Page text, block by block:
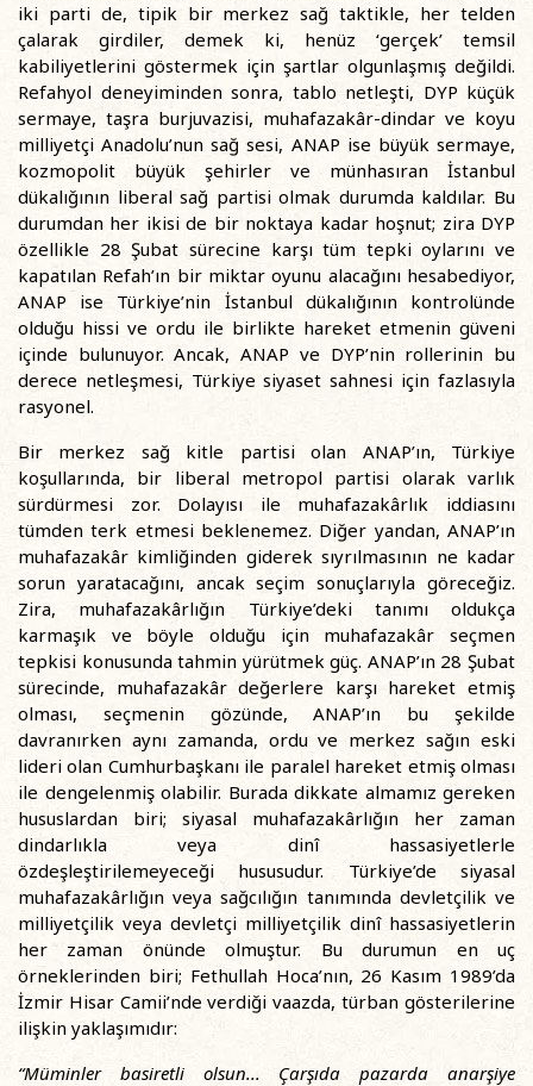
iki parti de, tipik bir merkez sağ taktikle, her telden
çalarak girdiler, demek ki, henüz ‘gerçek’ temsil
kabiliyetlerini göstermek için şartlar olgunlaşmış değildi.
Refahyol deneyiminden sonra, tablo netleşti, DYP küçük
sermaye, taşra burjuvazisi, muhafazakâr-dindar ve koyu
milliyetçi Anadolu’nun sağ sesi, ANAP ise büyük sermaye,
kozmopolit büyük şehirler ve münhasıran İstanbul
dükalığının liberal sağ partisi olmak durumda kaldılar. Bu
durumdan her ikisi de bir noktaya kadar hoşnut; zira DYP
özellikle 28 Şubat sürecine karşı tüm tepki oylarını ve
kapatılan Refah’ın bir miktar oyunu alacağını hesabediyor,
ANAP ise Türkiye’nin İstanbul dükalığının kontrolünde
olduğu hissi ve ordu ile birlikte hareket etmenin güveni
içinde bulunuyor. Ancak, ANAP ve DYP’nin rollerinin bu
derece netleşmesi, Türkiye siyaset sahnesi için fazlasıyla
rasyonel.
Bir merkez sağ kitle partisi olan ANAP’ın, Türkiye
koşullarında, bir liberal metropol partisi olarak varlık
sürdürmesi zor. Dolayısı ile muhafazakârlık iddiasını
tümden terk etmesi beklenemez. Diğer yandan, ANAP’ın
muhafazakâr kimliğinden giderek sıyrılmasının ne kadar
sorun yaratacağını, ancak seçim sonuçlarıyla göreceğiz.
Zira, muhafazakârlığın Türkiye’deki tanımı oldukça
karmaşık ve böyle olduğu için muhafazakâr seçmen
tepkisi konusunda tahmin yürütmek güç. ANAP’ın 28 Şubat
sürecinde, muhafazakâr değerlere karşı hareket etmiş
olması, seçmenin gözünde, ANAP’ın bu şekilde
davranırken aynı zamanda, ordu ve merkez sağın eski
lideri olan Cumhurbaşkanı ile paralel hareket etmiş olması
ile dengelenmiş olabilir. Burada dikkate almamız gereken
hususlardan biri; siyasal muhafazakârlığın her zaman
dindarlıkla veya dinî hassasiyetlerle
özdeşleştirilemeyeceği hususudur. Türkiye’de siyasal
muhafazakârlığın veya sağcılığın tanımında devletçilik ve
milliyetçilik veya devletçi milliyetçilik dinî hassasiyetlerin
her zaman önünde olmuştur. Bu durumun en uç
örneklerinden biri; Fethullah Hoca’nın, 26 Kasım 1989’da
İzmir Hisar Camii’nde verdiği vaazda, türban gösterilerine
ilişkin yaklaşımıdır:
“Müminler basiretli olsun... Çarşıda pazarda anarşiye